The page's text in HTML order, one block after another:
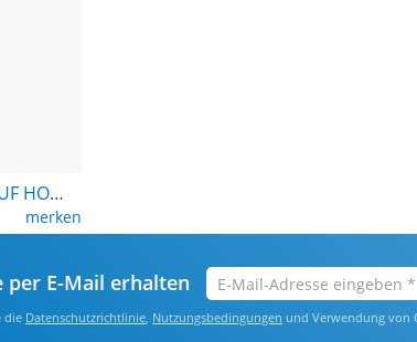
ORANGES SCHLAFSOFA AUF HOLZGESTELL MIT STAURAUM
merken
per E-Mail erhalten
E-
Mail-
die Datenschutzrichtlinie, Nutzungsbedingungen und Verwendung von